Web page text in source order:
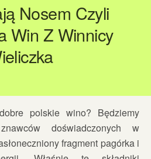
Nosem Czyli
Win Z Winnicy
polskie wino? Będziemy
doświadczonych w
fragment pagórka i